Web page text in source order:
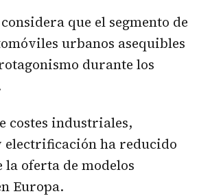
que el segmento de
urbanos asequibles
durante los
costes industriales,
ha reducido
la oferta de modelos
Europa.